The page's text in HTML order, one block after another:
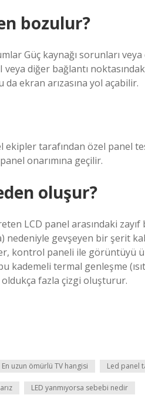
bozulur?
Güç kaynağı sorunları
veya diğer bağlantı
ekran arızasına yol açabilir.
ekipler tarafından özel panel
onarımına geçilir.
oluşur?
LCD panel arasındaki zayıf
nedeniyle gevşeyen bir şerit
kontrol paneli ile görüntüyü
kademeli termal genleşme
fazla çizgi oluşturur.
En uzun ömürlü TV hangisi Led panel
LED yanmıyorsa sebebi nedir